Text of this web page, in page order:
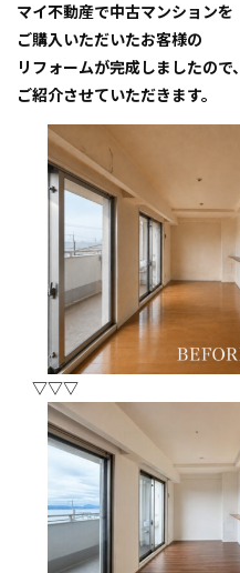
マイ不動産で中古マンションを
ご購入いただいたお客様の
リフォームが完成しましたので、
ご紹介させていただきます。
▽▽▽